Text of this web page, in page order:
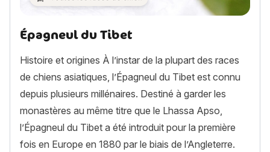
Épagneul du Tibet
Histoire et origines À l’instar de la plupart des races
de chiens asiatiques, l’Épagneul du Tibet est connu
depuis plusieurs millénaires. Destiné à garder les
monastères au même titre que le Lhassa Apso,
l’Épagneul du Tibet a été introduit pour la première
fois en Europe en 1880 par le biais de l’Angleterre.